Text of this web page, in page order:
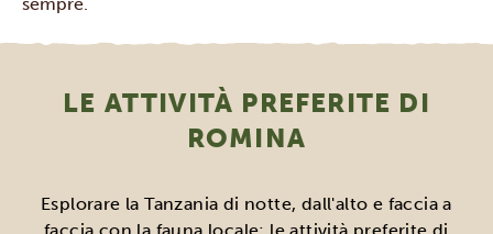
LE ATTIVITÀ PREFERITE DI
ROMINA
Esplorare la Tanzania di notte, dall'alto e faccia a